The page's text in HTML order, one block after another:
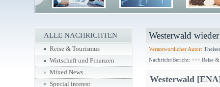
Westerwald
Verantwortlicher Autor:
Nachricht/Bericht: +++ Reise
Westerwald
ALLE NACHRICHTEN
Reise & Tourismus
Wirtschaft und Finanzen
Mixed News
Special interest